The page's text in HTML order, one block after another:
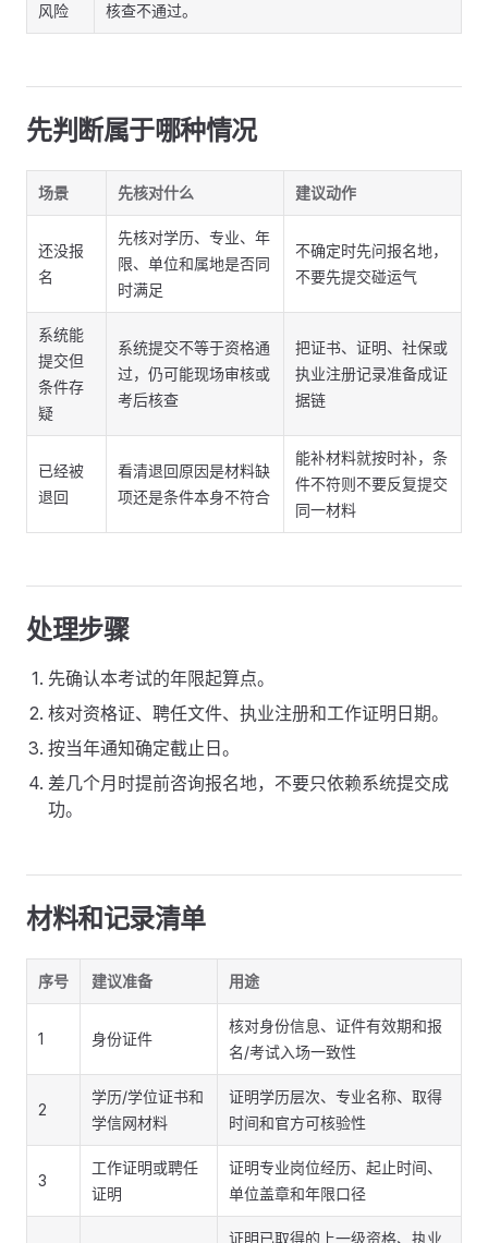
风险
核查不通过。
先判断属于哪种情况
场景 先核对什么 建议动作
还没报
名
先核对学历、专业、年
限、单位和属地是否同
时满足
不确定时先问报名地，
不要先提交碰运气
系统能
提交但
条件存
疑
系统提交不等于资格通
过，仍可能现场审核或
考后核查
把证书、证明、社保或
执业注册记录准备成证
据链
已经被
退回
看清退回原因是材料缺
项还是条件本身不符合
能补材料就按时补，条
件不符则不要反复提交
同一材料
处理步骤
先确认本考试的年限起算点。
核对资格证、聘任文件、执业注册和工作证明日期。
按当年通知确定截止日。
差几个月时提前咨询报名地，不要只依赖系统提交成
功。
材料和记录清单
序号 建议准备 用途
1 身份证件
核对身份信息、证件有效期和报
名/考试入场一致性
2
学历/学位证书和
学信网材料
证明学历层次、专业名称、取得
时间和官方可核验性
3
工作证明或聘任
证明
证明专业岗位经历、起止时间、
单位盖章和年限口径
证明已取得的上一级资格、执业